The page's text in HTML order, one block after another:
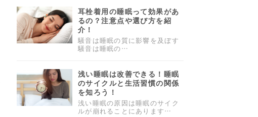
耳栓着用の睡眠って効果があ
るの？注意点や選び方を紹
介！
騒音は睡眠の質に影響を及ぼす
騒音は睡眠の…
浅い睡眠は改善できる！睡眠
のサイクルと生活習慣の関係
を知ろう！
浅い睡眠の原因は睡眠のサイク
ルが崩れることにあります…